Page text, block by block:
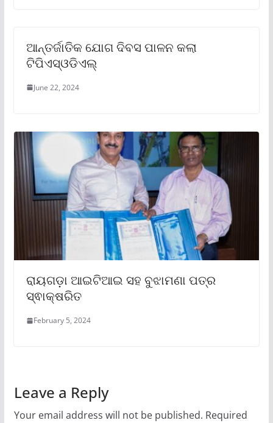
ଆନ୍ତର୍ଜାତିକ ଯୋଗ ଦିବସ ପାଳନ କଲା
ଟିପିଏସ୍ଓଡିଏଲ୍
June 22, 2024
ରାୟଗଡ଼ା ଆଇଟିଆଇ ସହ ବୁଝାମଣା ପତ୍ର
ସ୍ଵାକ୍ଷରିତ
February 5, 2024
Leave a Reply
Your email address will not be published. Required